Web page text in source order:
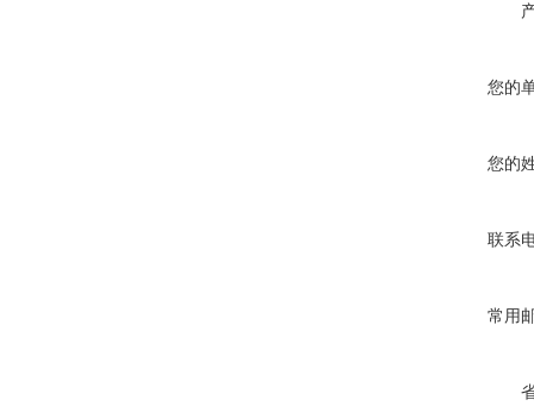
您的
您的
联系
常用